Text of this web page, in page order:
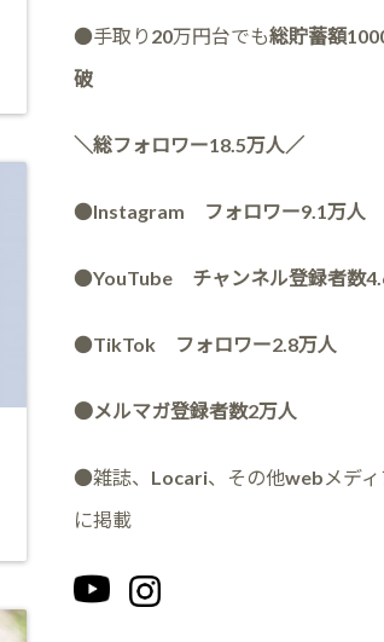
●手取り20万円台でも総貯蓄額
破
＼総フォロワー18.5万人／
●Instagram フォロワー9.1万人
●YouTube チャンネル登録者数
●TikTok フォロワー2.8万人
●メルマガ登録者数2万人
●雑誌、Locari、その他webメディ
に掲載